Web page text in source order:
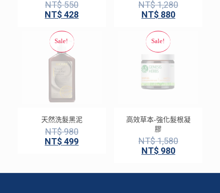
NT$550
NT$428
NT$1,280
NT$880
天然洗髮黑泥
NT$980
NT$499
高效草本-強化髮根凝
膠
NT$1,580
NT$980